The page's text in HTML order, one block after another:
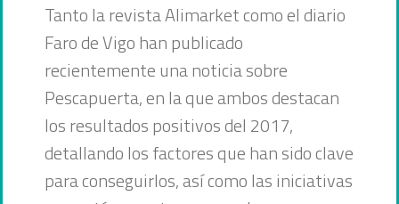
Tanto la revista Alimarket como el diario
Faro de Vigo han publicado
recientemente una noticia sobre
Pescapuerta, en la que ambos destacan
los resultados positivos del 2017,
detallando los factores que han sido clave
para conseguirlos, así como las iniciativas